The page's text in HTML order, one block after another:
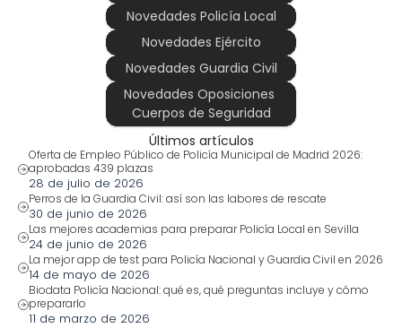
Novedades Policía Local
Novedades Ejército
Novedades Guardia Civil
Novedades Oposiciones
Cuerpos de Seguridad
Últimos artículos
Oferta de Empleo Público de Policía Municipal de Madrid 2026:
aprobadas 439 plazas
28 de julio de 2026
Perros de la Guardia Civil: así son las labores de rescate
30 de junio de 2026
Las mejores academias para preparar Policía Local en Sevilla
24 de junio de 2026
La mejor app de test para Policía Nacional y Guardia Civil en 2026
14 de mayo de 2026
Biodata Policía Nacional: qué es, qué preguntas incluye y cómo
prepararlo
11 de marzo de 2026